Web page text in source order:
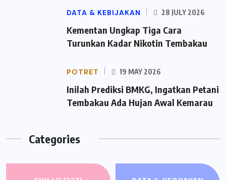
DATA & KEBIJAKAN 28 JULY 2026
Kementan Ungkap Tiga Cara
Turunkan Kadar Nikotin Tembakau
POTRET 19 MAY 2026
Inilah Prediksi BMKG, Ingatkan Petani
Tembakau Ada Hujan Awal Kemarau
Categories